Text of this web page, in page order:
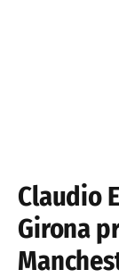
Claudio
Girona